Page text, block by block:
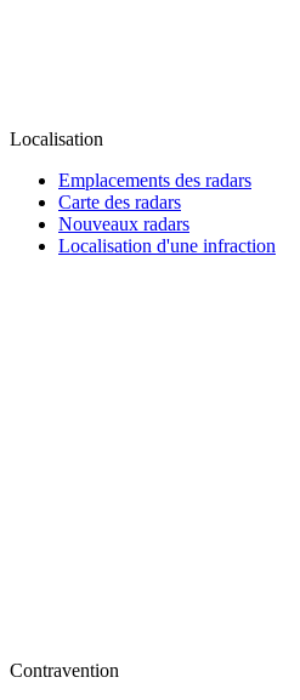
Localisation
Emplacements des radars
Carte des radars
Nouveaux radars
Localisation d'une infraction
Contravention